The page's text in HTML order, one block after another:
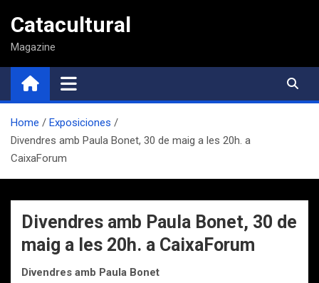
contenido
Catacultural
Magazine
Home
Exposiciones
Divendres amb Paula Bonet, 30 de maig a les 20h. a
CaixaForum
Divendres amb Paula Bonet, 30 de
maig a les 20h. a CaixaForum
Divendres amb Paula Bonet